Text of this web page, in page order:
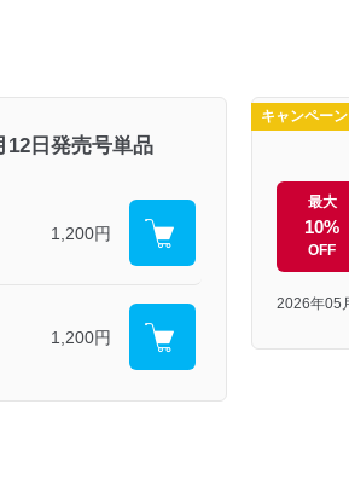
12日発売号単品
1,200円
1,200円
キャンペーン
最大
10%
OFF
2026年05